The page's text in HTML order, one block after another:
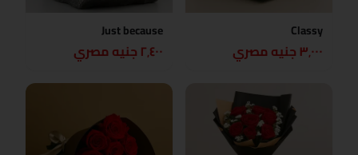
Classy
٣٬٠٠٠ جنيه مصري
Just because
٢٬٤٠٠ جنيه مصري